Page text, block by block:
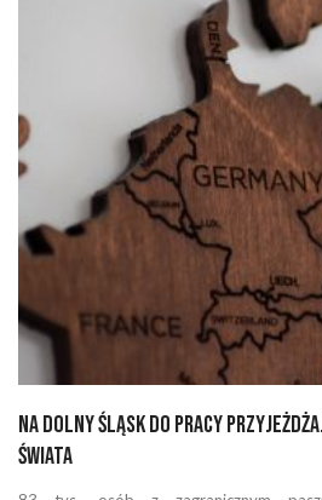
Na Dolny Śląsk do pracy
świata